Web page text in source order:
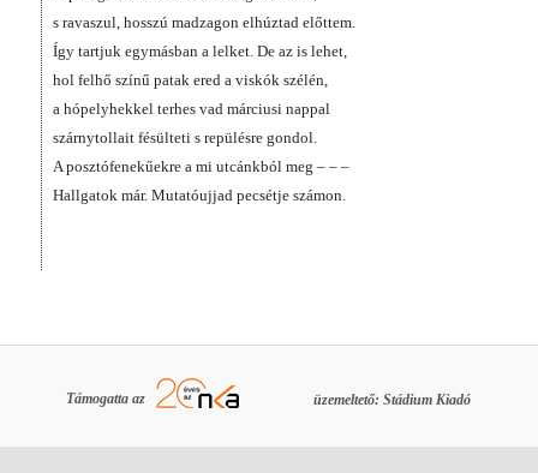
s ravaszul, hosszú madzagon elhúztad előttem.
Így tartjuk egymásban a lelket. De az is lehet,
hol felhő színű patak ered a viskók szélén,
a hópelyhekkel terhes vad márciusi nappal
szárnytollait fésülteti s repülésre gondol.
A posztófenekűekre a mi utcánkból meg – – –
Hallgatok már. Mutatóujjad pecsétje számon.
Támogatta az üzemeltető: Stádium Kiadó